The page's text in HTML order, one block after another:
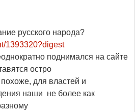
русского народа?
1393320?digest
поднимался на сайте
остро
для властей и
наши не более как